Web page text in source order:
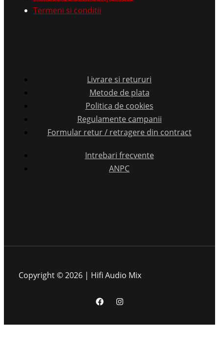
Termeni si conditii
Livrare si retururi
Metode de plata
Politica de cookies
Regulamente campanii
Formular retur / retragere din contract
Intrebari frecvente
ANPC
Copyright © 2026 | Hifi Audio Mix